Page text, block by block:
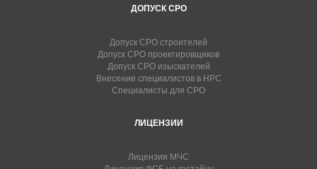
ДОПУСК СРО
Допуск СРО строителей
Допуск СРО проектировщиков
Допуск СРО изыскателей
Внесение специалистов в НРС
Специалисты для СРО
ЛИЦЕНЗИИ
Лицензия МЧС